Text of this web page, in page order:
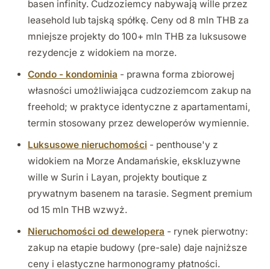
basen infinity. Cudzoziemcy nabywają wille przez
leasehold lub tajską spółkę. Ceny od 8 mln THB za
mniejsze projekty do 100+ mln THB za luksusowe
rezydencje z widokiem na morze.
Condo - kondominia - prawna forma zbiorowej
własności umożliwiająca cudzoziemcom zakup na
freehold; w praktyce identyczne z apartamentami,
termin stosowany przez deweloperów wymiennie.
Luksusowe nieruchomości - penthouse'y z
widokiem na Morze Andamańskie, ekskluzywne
wille w Surin i Layan, projekty boutique z
prywatnym basenem na tarasie. Segment premium
od 15 mln THB wzwyż.
Nieruchomości od dewelopera - rynek pierwotny:
zakup na etapie budowy (pre-sale) daje najniższe
ceny i elastyczne harmonogramy płatności.